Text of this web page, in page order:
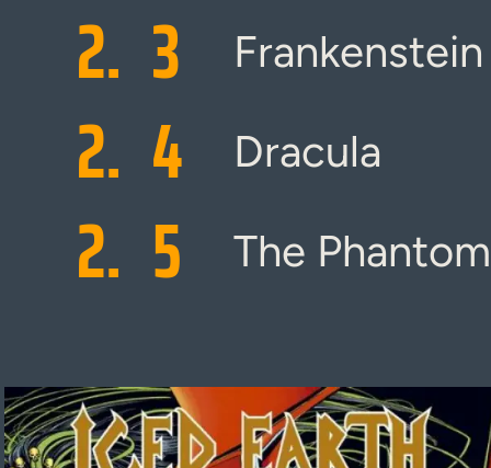
2. 3 Frankenstein
2. 4 Dracula
2. 5 The